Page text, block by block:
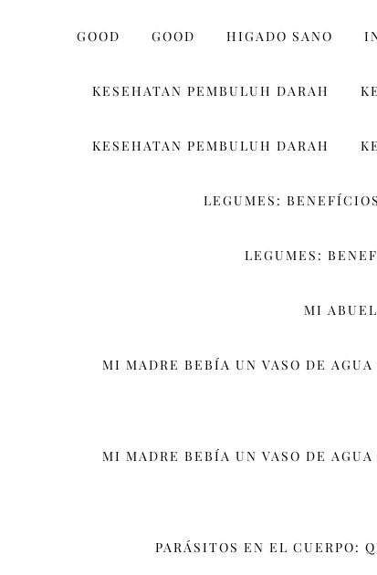
GOOD GOOD HIGADO SANO
KESEHATAN PEMBULUH DARAH
KESEHATAN PEMBULUH DARAH
LEGUMES: BENEFÍCIOS
LEGUMES:
MI
MI MADRE BEBÍA UN VASO DE
MI MADRE BEBÍA UN VASO DE
PARÁSITOS EN EL CUERPO: